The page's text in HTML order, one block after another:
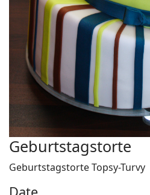
Geburtstagstorte
Geburtstagstorte Topsy-Turvy